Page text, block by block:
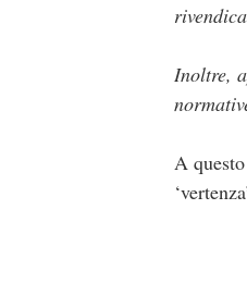
Inoltre,
A